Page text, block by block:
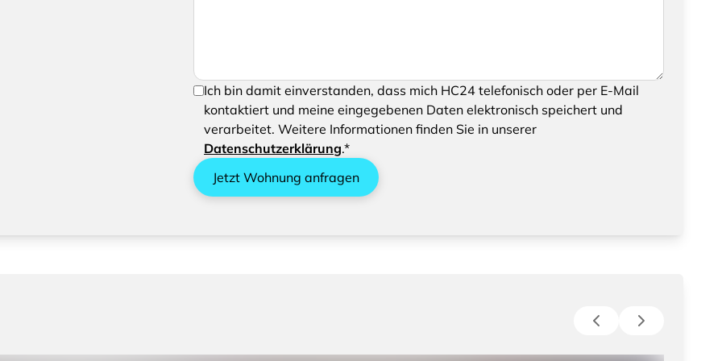
Um Ihre Anfrage senden zu können, bestätigen Sie bitte das Speichern und
Verarbeiten Ihrer eingegebenen Daten
Ich bin damit einverstanden, dass mich HC24 telefonisch oder per E-Mail
kontaktiert und meine eingegebenen Daten elektronisch speichert und
verarbeitet. Weitere Informationen finden Sie in unserer
Datenschutzerklärung.*
Jetzt Wohnung anfragen